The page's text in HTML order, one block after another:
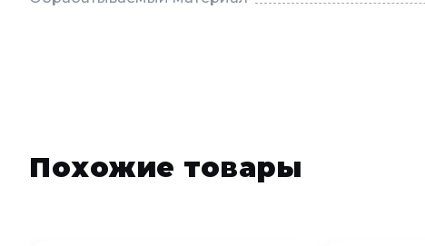
Похожие товары